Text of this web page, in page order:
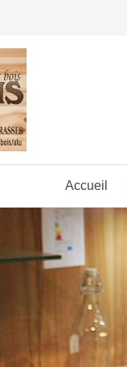
Accueil